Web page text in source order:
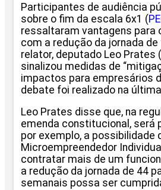
Participantes de audiência
sobre o fim da escala 6x1 (
ressaltaram vantagens para
com a redução da jornada de
relator, deputado Leo Prates
sinalizou medidas de
impactos para empresários
debate foi realizado na
Leo Prates disse que, na
emenda constitucional, será
por exemplo, a possibilidade
Microempreendedor
contratar mais de um
a redução da jornada de 44
semanais possa ser